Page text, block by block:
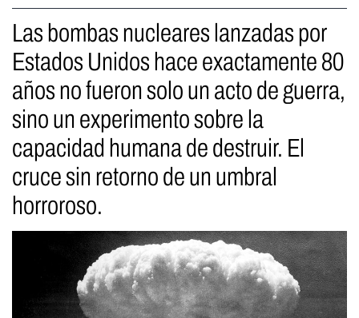
Las bombas nucleares lanzadas por
Estados Unidos hace exactamente 80
años no fueron solo un acto de guerra,
sino un experimento sobre la
capacidad humana de destruir. El
cruce sin retorno de un umbral
horroroso.